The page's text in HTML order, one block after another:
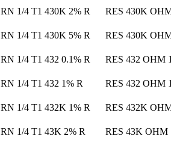
RN 1/4 T1 430K 2% R
RES 430K
RN 1/4 T1 430K 5% R
RES 430K
RN 1/4 T1 432 0.1% R
RES 432 OHM
RN 1/4 T1 432 1% R
RES 432 OHM
RN 1/4 T1 432K 1% R
RES 432K
RN 1/4 T1 43K 2% R
RES 43K